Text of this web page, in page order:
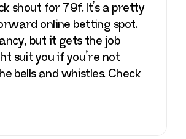
shout for 79f. It’s a pretty
online betting spot.
but it gets the job
suit you if you’re not
bells and whistles. Check